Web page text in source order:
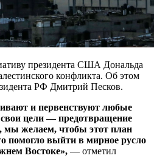
президента США Дональда
конфликта. Об этом
РФ Дмитрий Песков.
и первенствуют любые
цели — предотвращение
мы желаем, чтобы этот план
помогло выйти в мирное русло
Востоке», — отметил